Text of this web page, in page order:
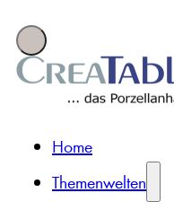
Home
Themenwelten